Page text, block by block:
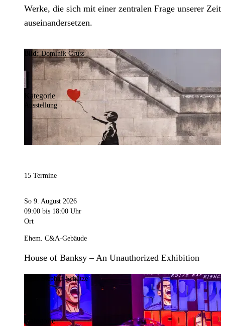
Werke, die sich mit einer zentralen Frage unserer Zeit
auseinandersetzen.
Bild:Dominik Gruss
Kategorie
Ausstellung
15 Termine
So 9. August 2026
09:00 bis 18:00 Uhr
Ort
Ehem. C&A-Gebäude
House of Banksy – An Unauthorized Exhibition
Stephan Schütze
Kategorie